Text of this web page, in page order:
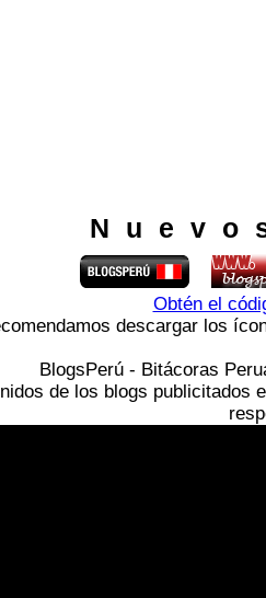
Obtén el
descargar los
BlogsPerú - Bitácoras
de los blogs publicitados